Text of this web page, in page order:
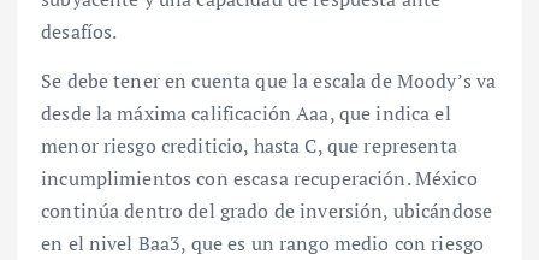
desafíos.
Se debe tener en cuenta que la escala de Moody’s va
desde la máxima calificación Aaa, que indica el
menor riesgo crediticio, hasta C, que representa
incumplimientos con escasa recuperación. México
continúa dentro del grado de inversión, ubicándose
en el nivel Baa3, que es un rango medio con riesgo